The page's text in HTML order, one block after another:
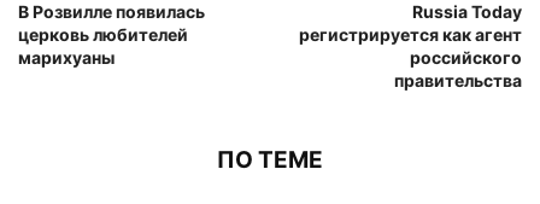
В Розвилле появилась
церковь любителей
марихуаны
Russia Today
регистрируется как агент
российского
правительства
ПО ТЕМЕ